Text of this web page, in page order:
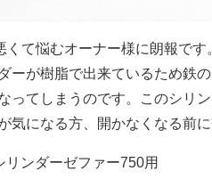
て悩むオーナー様に朗報で
ーが樹脂で出来ているため鉄
ってしまうのです。このシリ
気になる方、開かなくなる前
リンダーゼファー750用